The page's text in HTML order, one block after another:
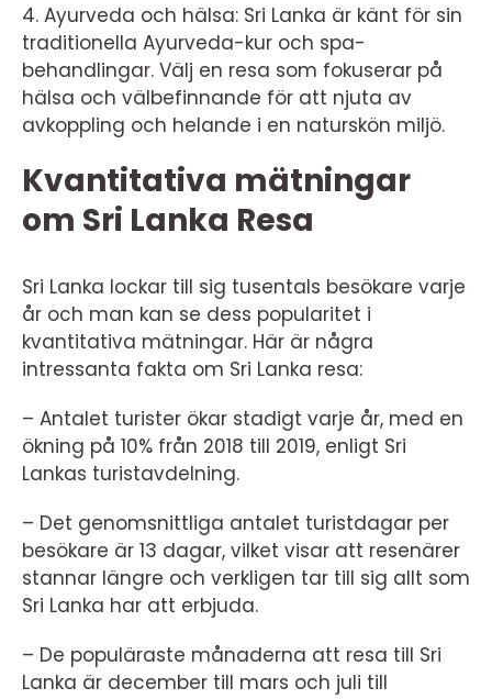
4. Ayurveda och hälsa: Sri Lanka är känt för sin
traditionella Ayurveda-kur och spa-
behandlingar. Välj en resa som fokuserar på
hälsa och välbefinnande för att njuta av
avkoppling och helande i en naturskön miljö.
Kvantitativa mätningar
om Sri Lanka Resa
Sri Lanka lockar till sig tusentals besökare varje
år och man kan se dess popularitet i
kvantitativa mätningar. Här är några
intressanta fakta om Sri Lanka resa:
– Antalet turister ökar stadigt varje år, med en
ökning på 10% från 2018 till 2019, enligt Sri
Lankas turistavdelning.
– Det genomsnittliga antalet turistdagar per
besökare är 13 dagar, vilket visar att resenärer
stannar längre och verkligen tar till sig allt som
Sri Lanka har att erbjuda.
– De populäraste månaderna att resa till Sri
Lanka är december till mars och juli till